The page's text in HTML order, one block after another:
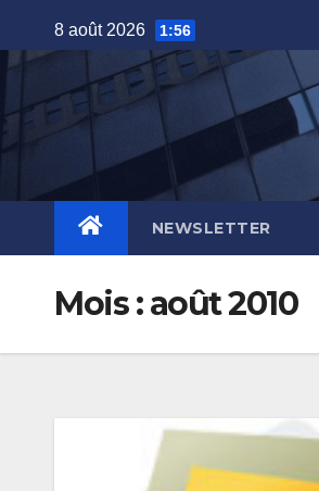
to
8 août 2026 1:56
NEWSLETTER
Mois :août 2010